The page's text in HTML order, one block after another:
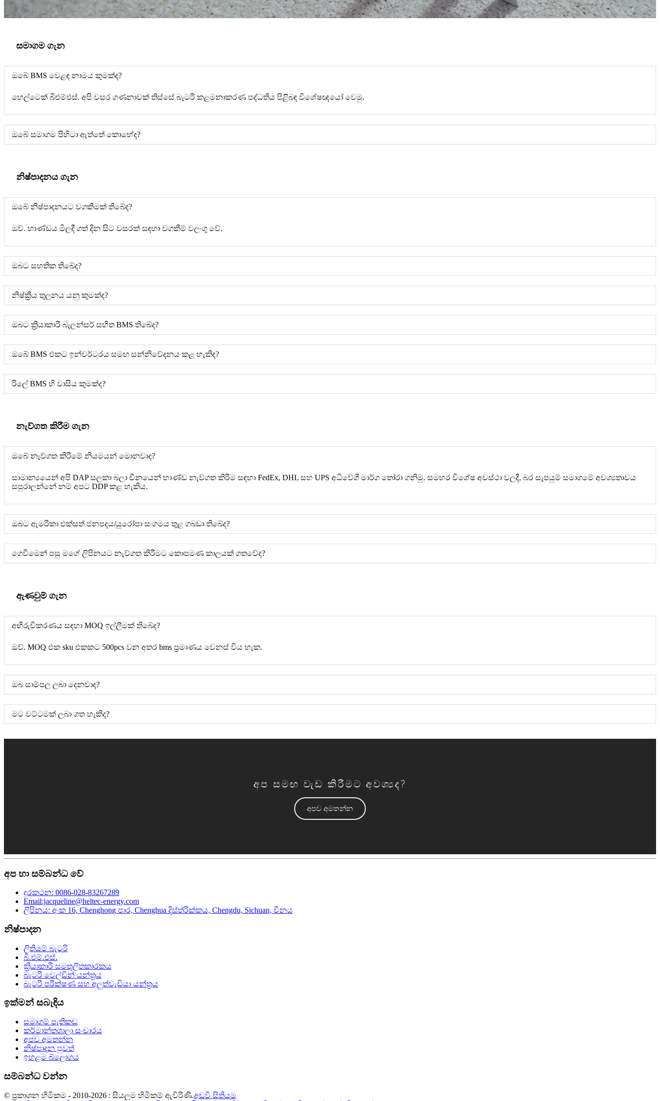
සමාගම ගැන
ඔබේ BMS වෙළඳ නාමය කුමක්ද?
හෙල්ටෙක් බීඑම්එස්. අපි වසර ගණනාවක් තිස්සේ බැටරි කළමනාකරණ පද්ධතිය පිළිබඳ විශේෂඥයෝ වෙමු.
ඔබේ සමාගම පිහිටා ඇත්තේ කොහේද?
නිෂ්පාදනය ගැන
ඔබේ නිෂ්පාදනයට වගකීමක් තිබේද?
ඔව්. භාණ්ඩය මිලදී ගත් දින සිට වසරක් සඳහා වගකීම් වලංගු වේ.
ඔබට සහතික තිබේද?
නිෂ්ක්‍රීය තුලනය යනු කුමක්ද?
ඔබට ක්‍රියාකාරී බැලන්සර් සහිත BMS තිබේද?
ඔබේ BMS එකට ඉන්වර්ටරය සමඟ සන්නිවේදනය කළ හැකිද?
රිලේ BMS හි වාසිය කුමක්ද?
නැව්ගත කිරීම ගැන
ඔබේ නැව්ගත කිරීමේ නියමයන් මොනවාද?
සාමාන්‍යයෙන් අපි DAP සලකා බලා චීනයෙන් භාණ්ඩ නැව්ගත කිරීම සඳහා FedEx, DHL සහ UPS අධිවේගී මාර්ග තෝරා ගනිමු. සමහර විශේෂ අවස්ථා වලදී, බර සැපයුම් සමාගමේ අවශ්‍යතාවය
සපුරාලන්නේ නම් අපට DDP කළ හැකිය.
ඔබට ඇමරිකා එක්සත් ජනපදය/යුරෝපා සංගමය තුළ ගබඩා තිබේද?
ගෙවීමෙන් පසු මගේ ලිපිනයට නැව්ගත කිරීමට කොපමණ කාලයක් ගතවේද?
ඇණවුම් ගැන
අභිරුචිකරණය සඳහා MOQ ඉල්ලීමක් තිබේද?
ඔව්. MOQ එක sku එකකට 500pcs වන අතර bms ප්‍රමාණය වෙනස් විය හැක.
ඔබ සාම්පල ලබා දෙනවාද?
මට වට්ටමක් ලබා ගත හැකිද?
අප සමඟ වැඩ කිරීමට අවශ්‍යද?
අපව අමතන්න
අප හා සම්බන්ධ වේ
දුරකථන: 0086-028-83267289
Email:jacqueline@heltec-energy.com
ලිපිනය: අංක 16, Chenghong පාර, Chenghua දිස්ත්රික්කය, Chengdu, Sichuan, චීනය
නිෂ්පාදන
ලිතියම් බැටරි
බී.එම්.එස්.
ක්‍රියාකාරී සමතුලිතකාරකය
බැටරි වෙල්ඩින් යන්ත්‍රය
බැටරි පරීක්ෂණ සහ අලුත්වැඩියා යන්ත්‍රය
ඉක්මන් සබැඳිය
සමාගම් පැතිකඩ
කර්මාන්තශාලා සංචාරය
අපව අමතන්න
නිෂ්පාදන පුවත්
ඉහළම බ්ලොගය
සම්බන්ධ වන්න
© ප්‍රකාශන හිමිකම - 2010-2026 : සියලුම හිමිකම් ඇවිරිණි.අඩවි සිතියම